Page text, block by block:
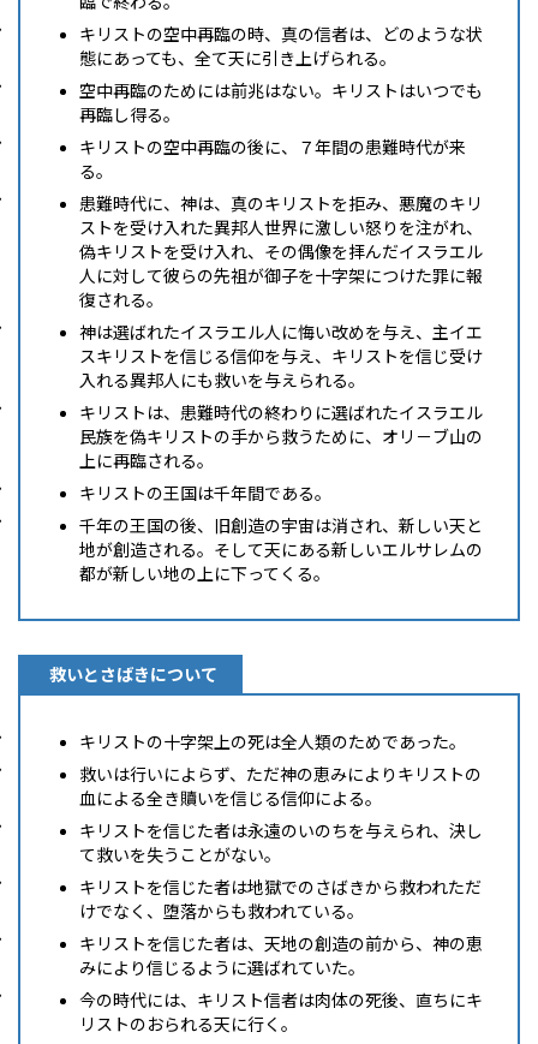
キリストの空中再臨の時、真の信者は、どのような状
態にあっても、全て天に引き上げられる。
空中再臨のためには前兆はない。キリストはいつでも
再臨し得る。
キリストの空中再臨の後に、７年間の患難時代が来
る。
患難時代に、神は、真のキリストを拒み、悪魔のキリ
ストを受け入れた異邦人世界に激しい怒りを注がれ、
偽キリストを受け入れ、その偶像を拝んだイスラエル
人に対して彼らの先祖が御子を十字架につけた罪に報
復される。
神は選ばれたイスラエル人に悔い改めを与え、主イエ
スキリストを信じる信仰を与え、キリストを信じ受け
入れる異邦人にも救いを与えられる。
キリストは、患難時代の終わりに選ばれたイスラエル
民族を偽キリストの手から救うために、オリ－ブ山の
上に再臨される。
キリストの王国は千年間である。
千年の王国の後、旧創造の宇宙は消され、新しい天と
地が創造される。そして天にある新しいエルサレムの
都が新しい地の上に下ってくる。
救いとさばきについて
キリストの十字架上の死は全人類のためであった。
救いは行いによらず、ただ神の恵みによりキリストの
血による全き贖いを信じる信仰による。
キリストを信じた者は永遠のいのちを与えられ、決し
て救いを失うことがない。
キリストを信じた者は地獄でのさばきから救われただ
けでなく、堕落からも救われている。
キリストを信じた者は、天地の創造の前から、神の恵
みにより信じるように選ばれていた。
今の時代には、キリスト信者は肉体の死後、直ちにキ
リストのおられる天に行く。